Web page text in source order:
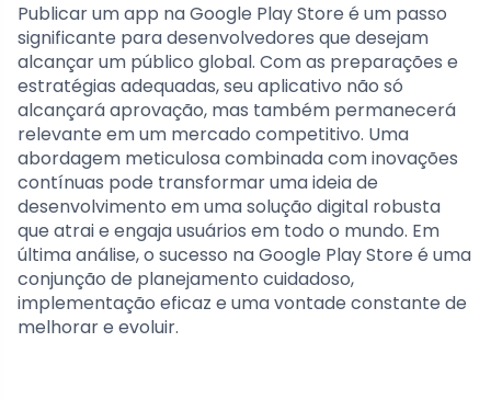
Publicar um app na Google Play Store é um passo
significante para desenvolvedores que desejam
alcançar um público global. Com as preparações e
estratégias adequadas, seu aplicativo não só
alcançará aprovação, mas também permanecerá
relevante em um mercado competitivo. Uma
abordagem meticulosa combinada com inovações
contínuas pode transformar uma ideia de
desenvolvimento em uma solução digital robusta
que atrai e engaja usuários em todo o mundo. Em
última análise, o sucesso na Google Play Store é uma
conjunção de planejamento cuidadoso,
implementação eficaz e uma vontade constante de
melhorar e evoluir.